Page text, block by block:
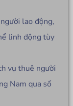
lao động,
linh động tùy
vụ thuê người
Nam qua số